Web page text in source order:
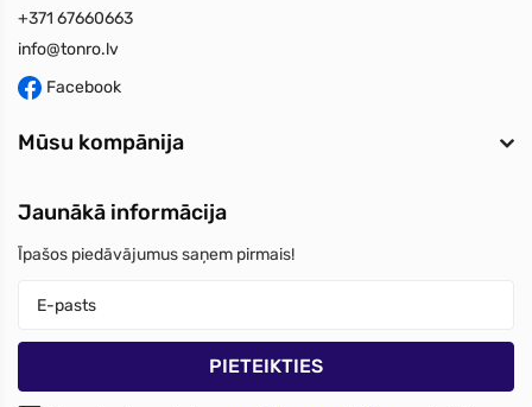
+371 67660663
info@tonro.lv
Facebook
Mūsu kompānija
Jaunākā informācija
Īpašos piedāvājumus saņem pirmais!